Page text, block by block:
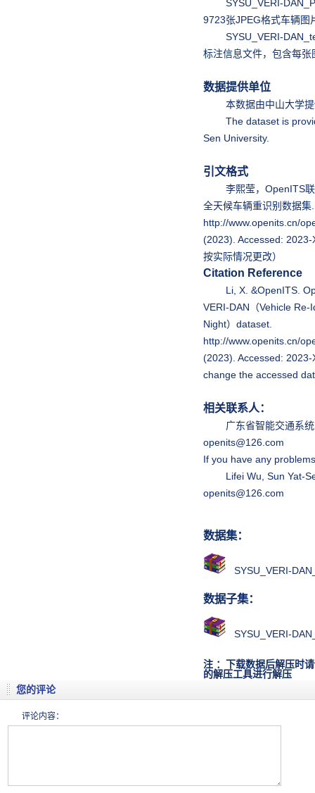
SYSU_VERI-
9723张JPEG格式车辆图
SYSU_VERI-
标注信息文件，包含每张
数据提供单位
本数据由中山大学提
The dataset is
Sen University.
引文格式
李熙莹，OpenITS联
全天候车辆重识别数据集.
http://www.openits.cn/
(2023). Accessed: 2023-
按实际情况更改）
Citation Reference
Li, X. &OpenITS.
VERI-DAN（Vehicle
Night）dataset.
http://www.openits.cn/
(2023). Accessed: 2023-
change the accessed
相关联系人：
广东省智能交通系统
openits@126.com
If you have any
Lifei Wu, Sun Yat-
openits@126.com
数据集：
SYSU_VERI-
数据子集：
SYSU_VERI-
注 ：下载数据后解压时
的解压工具进行解压
您的评论
评论内容：